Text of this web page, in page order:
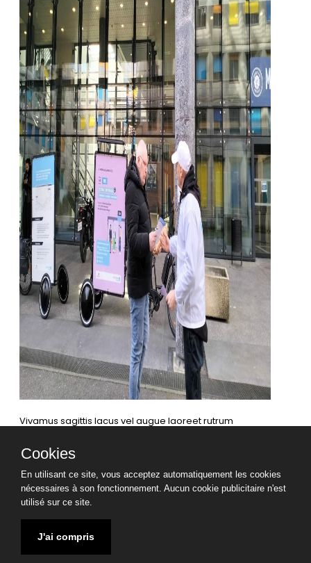
Vivamus sagittis lacus vel augue laoreet rutrum
luctus.
Partagez :
Mentions légales
Cookies
En utilisant ce site, vous acceptez automatiquement les cookies
nécessaires à son fonctionnement. Aucun cookie publicitaire n'est
utilisé sur ce site.
J'ai compris